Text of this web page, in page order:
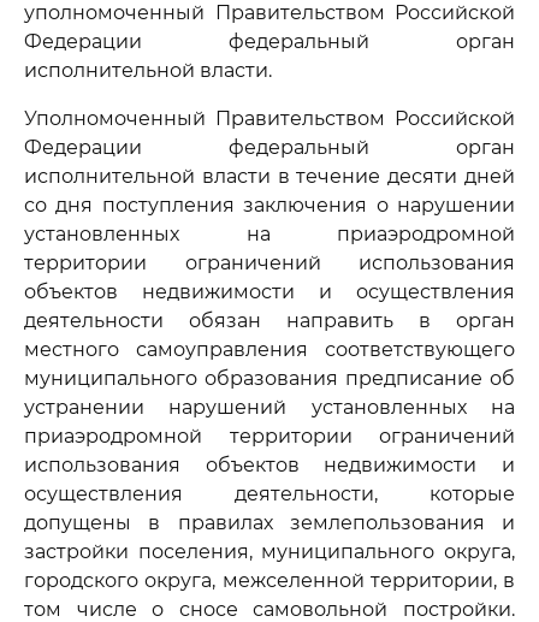
уполномоченный Правительством Российской
Федерации федеральный орган
исполнительной власти.
Уполномоченный Правительством Российской
Федерации федеральный орган
исполнительной власти в течение десяти дней
со дня поступления заключения о нарушении
установленных на приаэродромной
территории ограничений использования
объектов недвижимости и осуществления
деятельности обязан направить в орган
местного самоуправления соответствующего
муниципального образования предписание об
устранении нарушений установленных на
приаэродромной территории ограничений
использования объектов недвижимости и
осуществления деятельности, которые
допущены в правилах землепользования и
застройки поселения, муниципального округа,
городского округа, межселенной территории, в
том числе о сносе самовольной постройки.